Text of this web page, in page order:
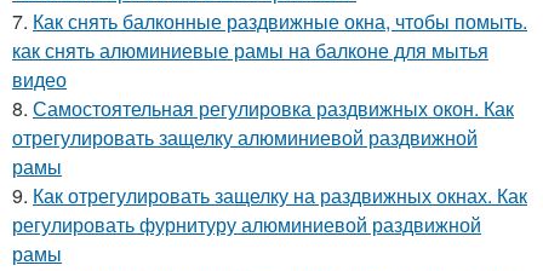
7. Как снять балконные раздвижные окна, чтобы помыть.
как снять алюминиевые рамы на балконе для мытья
видео
8. Самостоятельная регулировка раздвижных окон. Как
отрегулировать защелку алюминиевой раздвижной
рамы
9. Как отрегулировать защелку на раздвижных окнах. Как
регулировать фурнитуру алюминиевой раздвижной
рамы